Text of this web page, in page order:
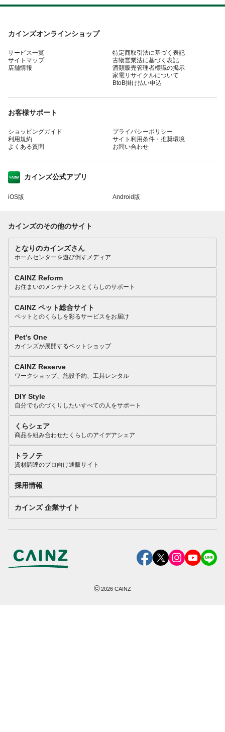
カインズオンラインショップ
サービス一覧
サイトマップ
店舗情報
特定商取引法に基づく表記
古物営業法に基づく表記
酒類販売管理者標識の掲示
家電リサイクルについて
BtoB掛け払い申込
お客様サポート
ショッピングガイド
利用規約
よくある質問
プライバシーポリシー
サイト利用条件・推奨環境
お問い合わせ
カインズ公式アプリ
iOS版 Android版
カインズのその他のサイト
となりのカインズさん
ホームセンターを遊び倒すメディア
CAINZ Reform
お住まいのメンテナンスとくらしのサポート
CAINZ ペット総合サイト
ペットとのくらしを彩るサービスをお届け
Pet’s One
カインズが展開するペットショップ
CAINZ Reserve
ワークショップ、施設予約、工具レンタル
DIY Style
自分でものづくりしたいすべての人をサポート
くらシェア
商品を組み合わせたくらしのアイデアシェア
トラノテ
資材調達のプロ向け通販サイト
採用情報
カインズ 企業サイト
©2026 CAINZ